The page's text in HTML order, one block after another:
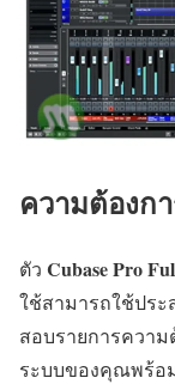
ความต้องก
ตัว Cubase Pro
ใช้สามารถใช้ปร
สอบรายการความ
ระบบของคุณพร้อม